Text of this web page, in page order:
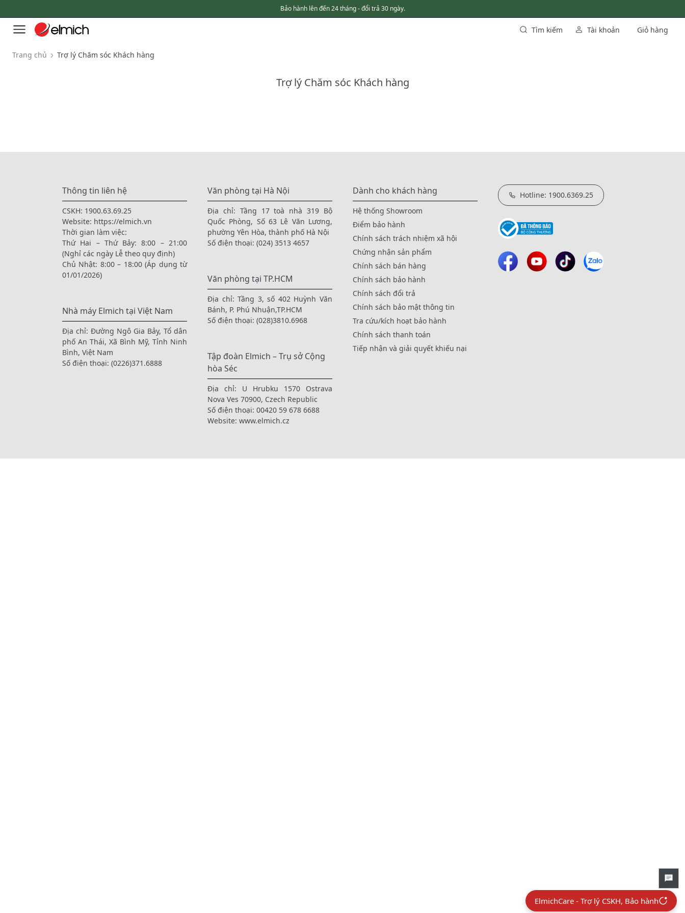
Bảo hành lên đến 24 tháng - đổi trả 30 ngày.
Tìm kiếm Tài khoản Giỏ hàng
Trang chủ Trợ lý Chăm sóc Khách hàng
Trợ lý Chăm sóc Khách hàng
ElmichCare - Trợ lý CSKH, Bảo hành
Thông tin liên hệ
CSKH: 1900.63.69.25
Website: https://elmich.vn
Thời gian làm việc:
Thứ Hai – Thứ Bảy: 8:00 – 21:00
(Nghỉ các ngày Lễ theo quy định)
Chủ Nhật: 8:00 – 18:00 (Áp dụng từ
01/01/2026)
Nhà máy Elmich tại Việt Nam
Địa chỉ: Đường Ngô Gia Bảy, Tổ dân
phố An Thái, Xã Bình Mỹ, Tỉnh Ninh
Bình, Việt Nam
Số điện thoại: (0226)371.6888
Văn phòng tại Hà Nội
Địa chỉ: Tầng 17 toà nhà 319 Bộ
Quốc Phòng, Số 63 Lê Văn Lương,
phường Yên Hòa, thành phố Hà Nội
Số điện thoại: (024) 3513 4657
Văn phòng tại TP.HCM
Địa chỉ: Tầng 3, số 402 Huỳnh Văn
Bánh, P. Phú Nhuận,TP.HCM
Số điện thoại: (028)3810.6968
Tập đoàn Elmich – Trụ sở Cộng
hòa Séc
Địa chỉ: U Hrubku 1570 Ostrava
Nova Ves 70900, Czech Republic
Số điện thoại: 00420 59 678 6688
Website: www.elmich.cz
Dành cho khách hàng
Hệ thống Showroom
Điểm bảo hành
Chính sách trách nhiệm xã hội
Chứng nhận sản phẩm
Chính sách bán hàng
Chính sách bảo hành
Chính sách đổi trả
Chính sách bảo mật thông tin
Tra cứu/kích hoạt bảo hành
Chính sách thanh toán
Tiếp nhận và giải quyết khiếu nại
Hotline: 1900.6369.25